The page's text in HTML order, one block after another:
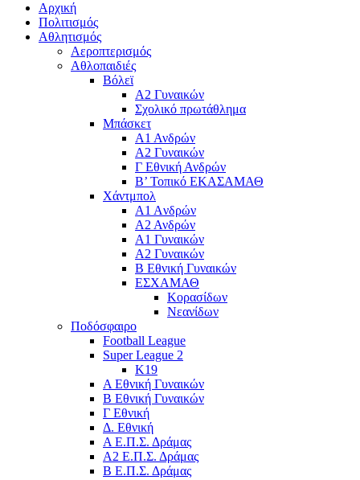
Αρχική
Πολιτισμός
Αθλητισμός
Αεροπτερισμός
Αθλοπαιδιές
Βόλεϊ
Α2 Γυναικών
Σχολικό πρωτάθλημα
Μπάσκετ
Α1 Ανδρών
Α2 Γυναικών
Γ Εθνική Ανδρών
Β’ Τοπικό ΕΚΑΣΑΜΑΘ
Χάντμπολ
A1 Aνδρών
Α2 Ανδρών
Α1 Γυναικών
Α2 Γυναικών
Β Εθνική Γυναικών
ΕΣΧΑΜΑΘ
Κορασίδων
Νεανίδων
Ποδόσφαιρο
Football League
Super League 2
Κ19
A Εθνική Γυναικών
Β Εθνική Γυναικών
Γ Εθνική
Δ. Εθνική
Α Ε.Π.Σ. Δράμας
Α2 Ε.Π.Σ. Δράμας
Β Ε.Π.Σ. Δράμας